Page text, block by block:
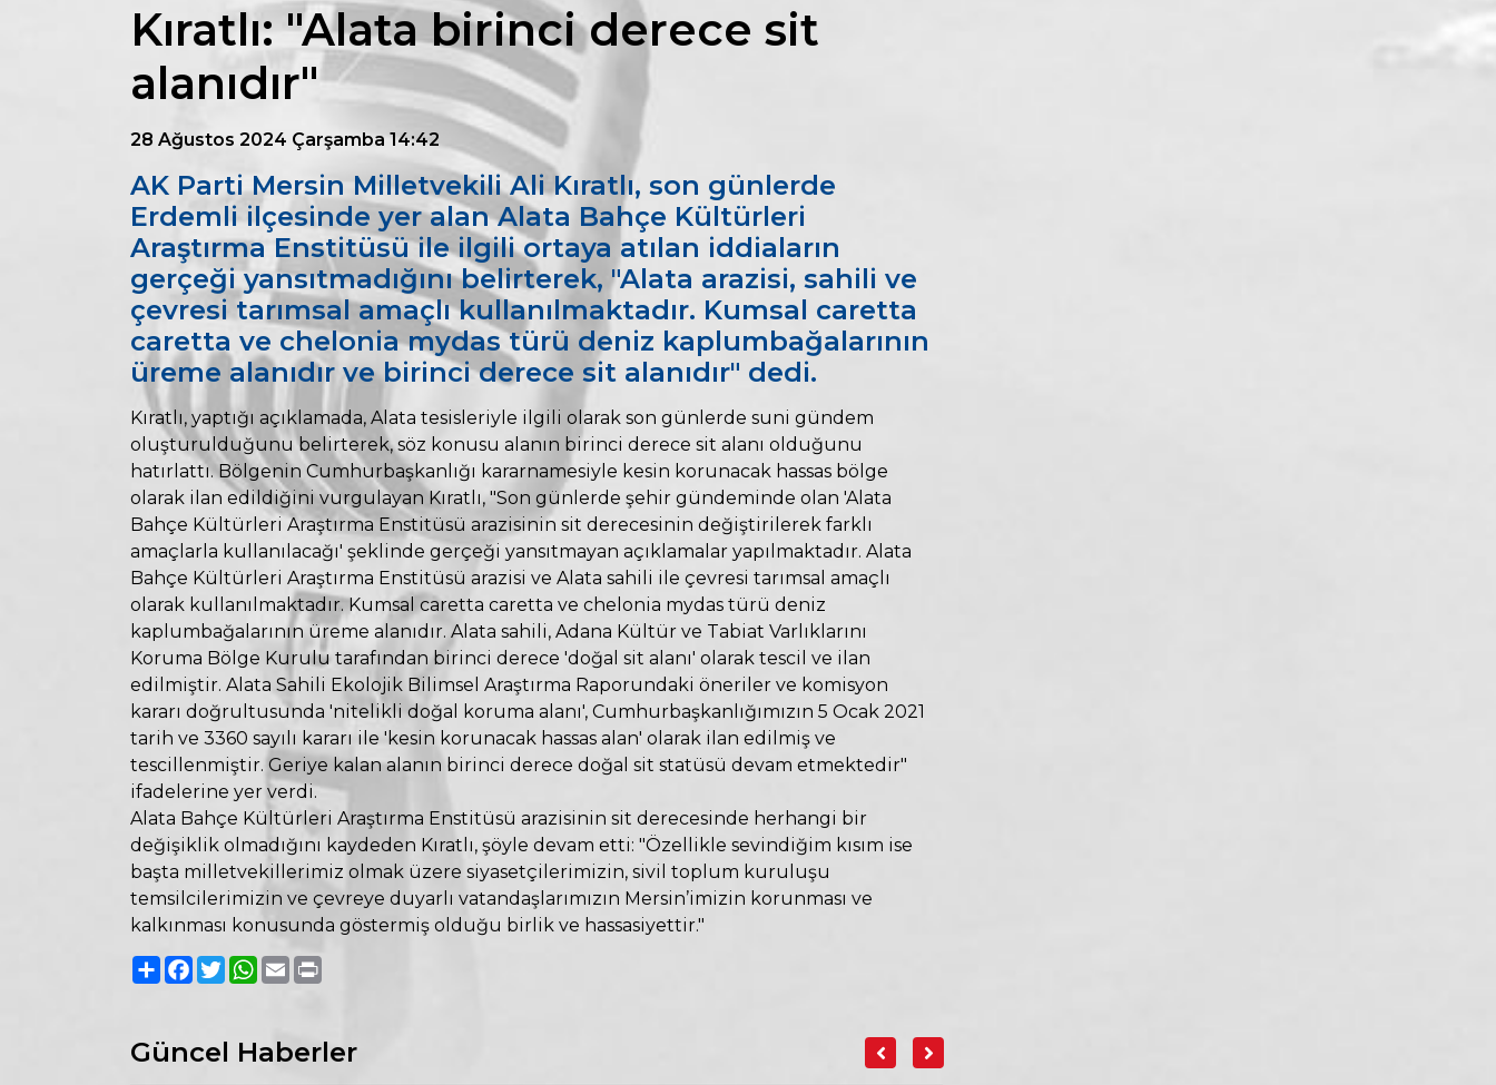
Kıratlı: "Alata birinci derece sit
alanıdır"
28 Ağustos 2024 Çarşamba 14:42
AK Parti Mersin Milletvekili Ali Kıratlı, son günlerde
Erdemli ilçesinde yer alan Alata Bahçe Kültürleri
Araştırma Enstitüsü ile ilgili ortaya atılan iddiaların
gerçeği yansıtmadığını belirterek, "Alata arazisi, sahili ve
çevresi tarımsal amaçlı kullanılmaktadır. Kumsal caretta
caretta ve chelonia mydas türü deniz kaplumbağalarının
üreme alanıdır ve birinci derece sit alanıdır" dedi.
Kıratlı, yaptığı açıklamada, Alata tesisleriyle ilgili olarak son günlerde suni gündem
oluşturulduğunu belirterek, söz konusu alanın birinci derece sit alanı olduğunu
hatırlattı. Bölgenin Cumhurbaşkanlığı kararnamesiyle kesin korunacak hassas bölge
olarak ilan edildiğini vurgulayan Kıratlı, "Son günlerde şehir gündeminde olan 'Alata
Bahçe Kültürleri Araştırma Enstitüsü arazisinin sit derecesinin değiştirilerek farklı
amaçlarla kullanılacağı' şeklinde gerçeği yansıtmayan açıklamalar yapılmaktadır. Alata
Bahçe Kültürleri Araştırma Enstitüsü arazisi ve Alata sahili ile çevresi tarımsal amaçlı
olarak kullanılmaktadır. Kumsal caretta caretta ve chelonia mydas türü deniz
kaplumbağalarının üreme alanıdır. Alata sahili, Adana Kültür ve Tabiat Varlıklarını
Koruma Bölge Kurulu tarafından birinci derece 'doğal sit alanı' olarak tescil ve ilan
edilmiştir. Alata Sahili Ekolojik Bilimsel Araştırma Raporundaki öneriler ve komisyon
kararı doğrultusunda 'nitelikli doğal koruma alanı', Cumhurbaşkanlığımızın 5 Ocak 2021
tarih ve 3360 sayılı kararı ile 'kesin korunacak hassas alan' olarak ilan edilmiş ve
tescillenmiştir. Geriye kalan alanın birinci derece doğal sit statüsü devam etmektedir"
ifadelerine yer verdi.
Alata Bahçe Kültürleri Araştırma Enstitüsü arazisinin sit derecesinde herhangi bir
değişiklik olmadığını kaydeden Kıratlı, şöyle devam etti: "Özellikle sevindiğim kısım ise
başta milletvekillerimiz olmak üzere siyasetçilerimizin, sivil toplum kuruluşu
temsilcilerimizin ve çevreye duyarlı vatandaşlarımızın Mersin’imizin korunması ve
kalkınması konusunda göstermiş olduğu birlik ve hassasiyettir."
PaylaşFacebook
TwitterWhatsApp
Email
Güncel Haberler